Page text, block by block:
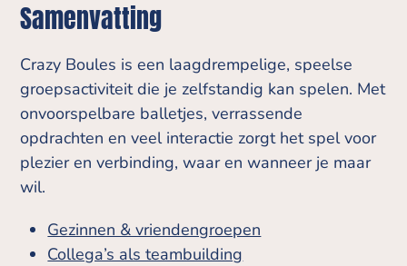
Samenvatting
Crazy Boules is een laagdrempelige, speelse
groepsactiviteit die je zelfstandig kan spelen. Met
onvoorspelbare balletjes, verrassende
opdrachten en veel interactie zorgt het spel voor
plezier en verbinding, waar en wanneer je maar
wil.
Gezinnen & vriendengroepen
Collega’s als teambuilding